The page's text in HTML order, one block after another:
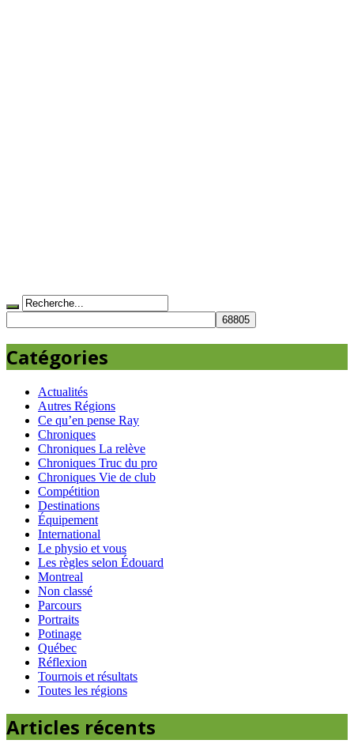
Catégories
Actualités
Autres Régions
Ce qu’en pense Ray
Chroniques
Chroniques La relève
Chroniques Truc du pro
Chroniques Vie de club
Compétition
Destinations
Équipement
International
Le physio et vous
Les règles selon Édouard
Montreal
Non classé
Parcours
Portraits
Potinage
Québec
Réflexion
Tournois et résultats
Toutes les régions
Articles récents